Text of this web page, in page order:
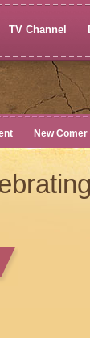
TV Channel
New Comer